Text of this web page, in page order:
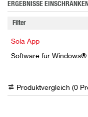
ERGEBNISSE EINSCHRÄNKEN
Filter
Sola App
Software für Windows®
Produktvergleich (0